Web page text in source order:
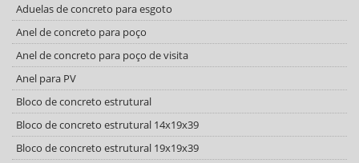
Aduelas de concreto para esgoto
Anel de concreto para poço
Anel de concreto para poço de visita
Anel para PV
Bloco de concreto estrutural
Bloco de concreto estrutural 14x19x39
Bloco de concreto estrutural 19x19x39